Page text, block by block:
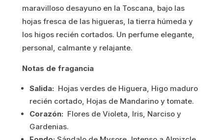
maravilloso desayuno en la Toscana, bajo las
hojas fresca de las higueras, la tierra húmeda y
los higos recién cortados. Un perfume elegante,
personal, calmante y relajante.
Notas de fragancia
Salida: Hojas verdes de Higuera, Higo maduro
recién cortado, Hojas de Mandarino y tomate.
Corazón: Flores de Violeta, Iris, Narciso y
Gardenias.